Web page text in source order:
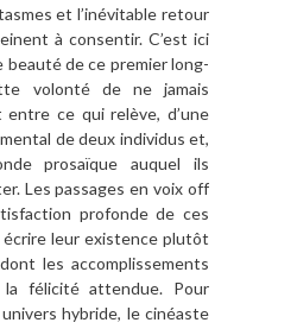
et l’inévitable retour
à consentir. C’est ici
beauté de ce premier long-
volonté de ne jamais
entre ce qui relève, d’une
de deux individus et,
prosaïque auquel ils
Les passages en voix off
profonde de ces
leur existence plutôt
les accomplissements
la félicité attendue. Pour
hybride, le cinéaste